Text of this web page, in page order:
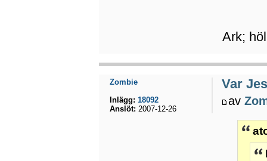
Ark;
Var
av
Zombie
Inlägg: 18092
Anslöt: 2007-12-26